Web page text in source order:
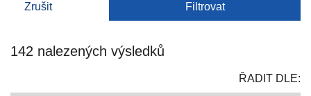
Zrušit Filtrovat
142 nalezených výsledků
ŘADIT DLE: